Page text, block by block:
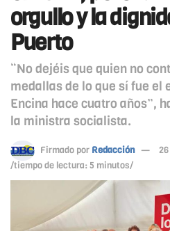
orgullo y la
Puerto
“No dejéis que quien no
medallas de lo que sí fue el
Encina hace cuatro años”,
la ministra socialista.
Firmado por Redacción
/tiempo de lectura: 5 minutos/